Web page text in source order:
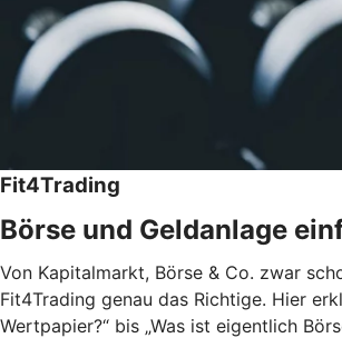
Fit4Trading
Börse und Geldanlage
Von Kapitalmarkt, Börse & Co. zwar
Fit4Trading genau das Richtige. Hier
Wertpapier?“ bis „Was ist eigentlich